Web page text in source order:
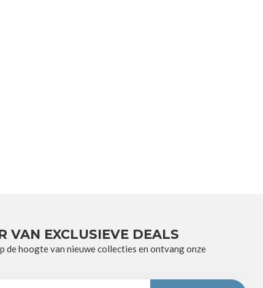
VAN EXCLUSIEVE DEALS
de hoogte van nieuwe collecties en ontvang onze